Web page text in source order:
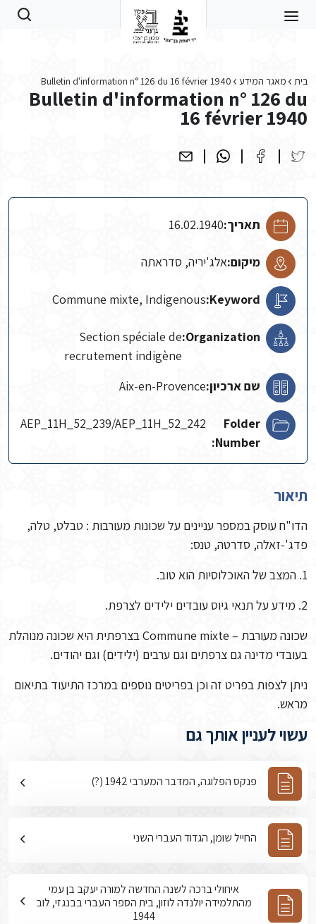
בית מאגר המידע Bulletin d'information n° 126 du 16 février 1940
Bulletin d'information n° 126 du
16 février 1940
תאריך:16.02.1940
מיקום:אלג'יריה, סדראתה
Keyword:
Commune mixte, Indigenous
Organization:
Section spéciale de
recrutement indigène
שם ארכיון:Aix-en-Provence
Folder
Number:
AEP_11H_52_239/AEP_11H_52_242
תיאור
הדו"ח עוסק במספר עניינים על שכונות מעורבות : טבלט, טלה,
פדג'-זאלה, סדרטה, טנס:
1. המצב של האוכלוסיות הוא טוב.
2. מידע על תנאי גיוס עובדים ילידים לצרפת.
שכונה מעורבת – Commune mixte בצרפתית היא שכונה מנוהלת
בעובדי מדינה גם צרפתים וגם ערבים (ילידים) וגם יהודים.
ניתן לצפות בפריט זה וכן בפריטים נוספים במרכז התיעוד בתיאום
מראש.
עשוי לעניין אותך גם
פנקס הפלוגה, המדבר המערבי 1942 (?)
החייל שומן, הגדוד העברי השני
איחולי ברכה לשנה החדשה למורה יעקב בן עמי
מהתלמידה יולנדה לוזון, בית הספר העברי בבנגזי, לוב
1944